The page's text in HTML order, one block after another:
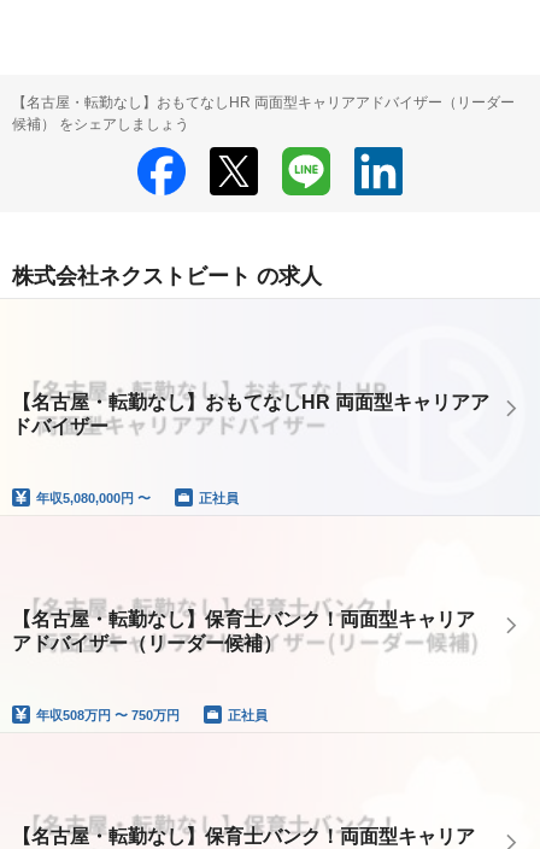
【名古屋・転勤なし】おもてなしHR 両面型キャリアアドバイザー（リーダー
候補） をシェアしましょう
株式会社ネクストビート の求人
【名古屋・転勤なし】おもてなしHR 両面型キャリアア
ドバイザー
年収5,080,000円 〜 正社員
【名古屋・転勤なし】保育士バンク！両面型キャリア
アドバイザー（リーダー候補）
年収508万円 〜 750万円 正社員
【名古屋・転勤なし】保育士バンク！両面型キャリア